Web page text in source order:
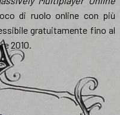
di ruolo online con più
gratuitamente fino al
2010.